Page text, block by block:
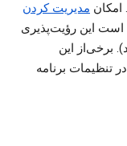
امکان مدیریت کردن
است این رؤیت‌پذیری
برخی‌از این
تنظیمات برنامه